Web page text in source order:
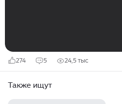
274 5 24,5 тыс
Также ищут